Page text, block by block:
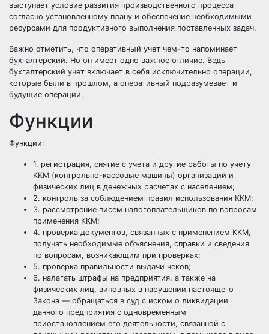
выступает условие развития производственного процесса
согласно установленному плану и обеспечение необходимыми
ресурсами для продуктивного выполнения поставленных задач.
Важно отметить, что оперативный учет чем-то напоминает
бухгалтерский. Но он имеет одно важное отличие. Ведь
бухгалтерский учет включает в себя исключительно операции,
которые были в прошлом, а оперативный подразумевает и
будущие операции.
Функции
Функции:
1. регистрация, снятие с учета и другие работы по учету
ККМ (контрольно-кассовые машины) организаций и
физических лиц в денежных расчетах с населением;
2. контроль за соблюдением правил использования ККМ;
3. рассмотрение писем налогоплательщиков по вопросам
применения ККМ;
4. проверка документов, связанных с применением ККМ,
получать необходимые объяснения, справки и сведения
по вопросам, возникающим при проверках;
5. проверка правильности выдачи чеков;
6. налагать штрафы на предприятия, а также на
физических лиц, виновных в нарушении настоящего
Закона — обращаться в суд с иском о ликвидации
данного предприятия с одновременным
приостановлением его деятельности, связанной с